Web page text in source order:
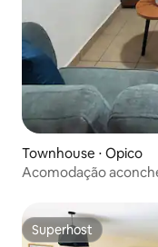
Townhouse ⋅ Opico
Acomodação
Superhost
Superhost